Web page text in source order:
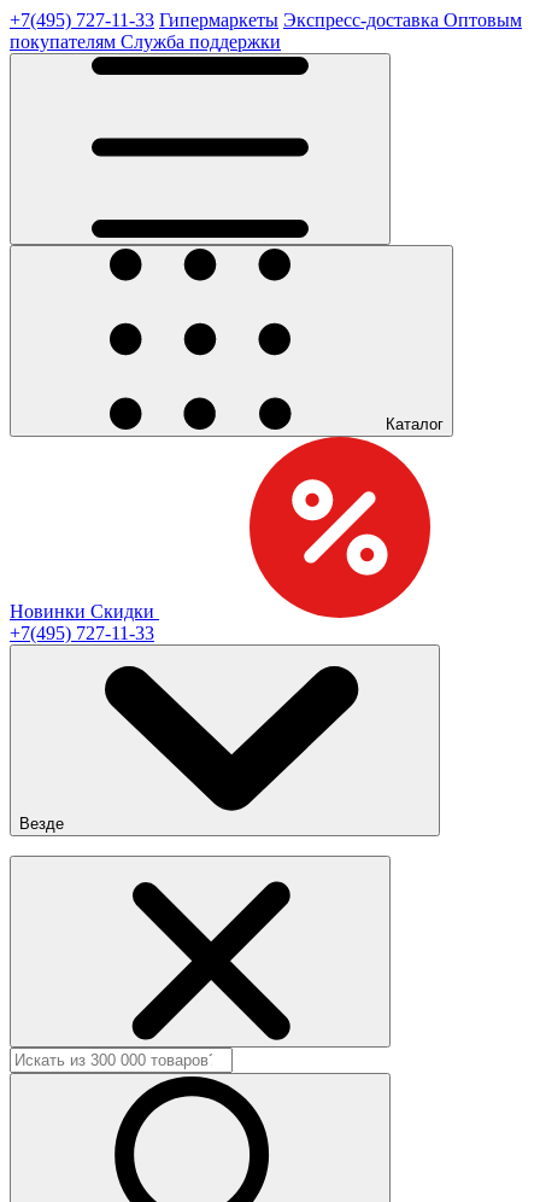
+7(495) 727-11-33 Гипермаркеты Экспресс-доставка Оптовым
покупателям Служба поддержки
Каталог
Новинки Скидки
+7(495) 727-11-33
Везде